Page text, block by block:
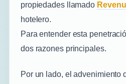
propiedades llamado
hotelero.
Para entender esta
dos razones principales.
Por un lado, el advenimiento